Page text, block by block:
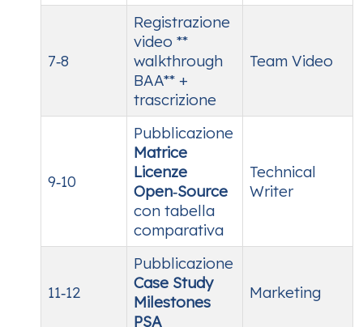
7‑8
Registrazione
video **
walkthrough
BAA** +
trascrizione
Team Video
9‑10
Pubblicazione
Matrice
Licenze
Open‑Source
con tabella
comparativa
Technical
Writer
11‑12
Pubblicazione
Case Study
Milestones
PSA
Marketing